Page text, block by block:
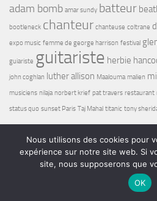
adam bomb amar sundy batteur
bootleneck chanteur chanteuse coltrane
expo music femme de george harrison festival
guiariste guitariste herbie
john coghlan luther allison Maalouma malien
musiciens nilaja norbert krief pat travers restaurant
status quo sunset Paris Taj Mahal titanic tony
Bel7 Infos © 2026. Tous
Nous utilisons des cookies pour
expérience sur notre site web. Si
site, nous supposerons que
OK